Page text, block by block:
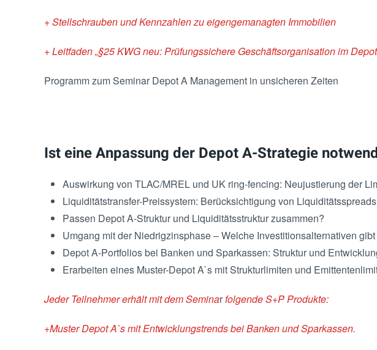
+ Stellschrauben und Kennzahlen zu eigengemanagten Immobilien
+ Leitfaden „§25 KWG neu: Prüfungssichere Geschäftsorganisation im
Programm zum Seminar Depot A Management in unsicheren Zeiten
Ist eine Anpassung der Depot A-Strategie
Auswirkung von TLAC/MREL und UK ring-fencing: Neujustierung der
Liquiditätstransfer-Preissystem: Berücksichtigung von
Passen Depot A-Struktur und Liquiditätsstruktur zusammen?
Umgang mit der Niedrigzinsphase – Welche Investitionsalternativen
Depot A-Portfolios bei Banken und Sparkassen: Struktur und
Erarbeiten eines Muster-Depot A`s mit Strukturlimiten und
Jeder Teilnehmer erhält mit dem Seminarfolgende S+P Produkte:
+Muster Depot A`s mit Entwicklungstrends bei Banken und Sparkassen.